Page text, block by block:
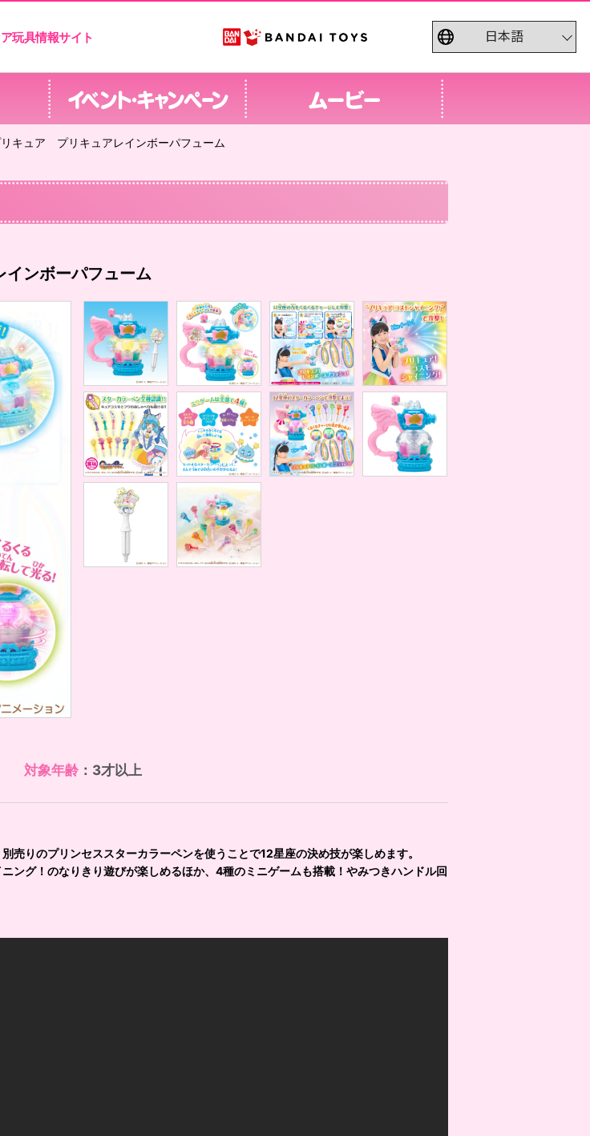
玩具情報サイト
キュア プリキュアレインボーパフューム
ンボーパフューム
対象年齢 ：3才以上
りのプリンセススターカラーペンを使うことで12星座の決め技が楽しめます。
ング！のなりきり遊びが楽しめるほか、4種のミニゲームも搭載！やみつきハンドル回